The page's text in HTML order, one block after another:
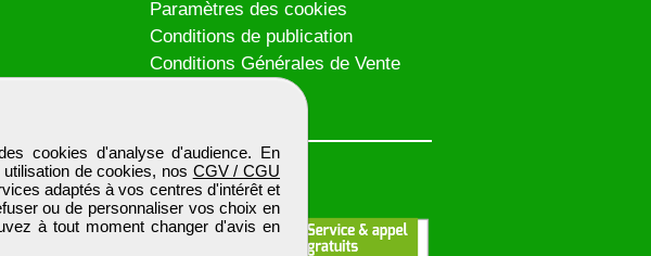
cookies d'analyse d'audience. En
de cookies, nos CGV / CGU
adaptés à vos centres d'intérêt et
ou de personnaliser vos choix en
à tout moment changer d'avis en
Paramètres des cookies
Conditions de publication
Conditions Générales de Vente